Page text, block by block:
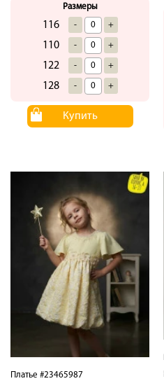
Размеры
116 - +
110 - +
122 - +
128 - +
Купить
Платье #23465987